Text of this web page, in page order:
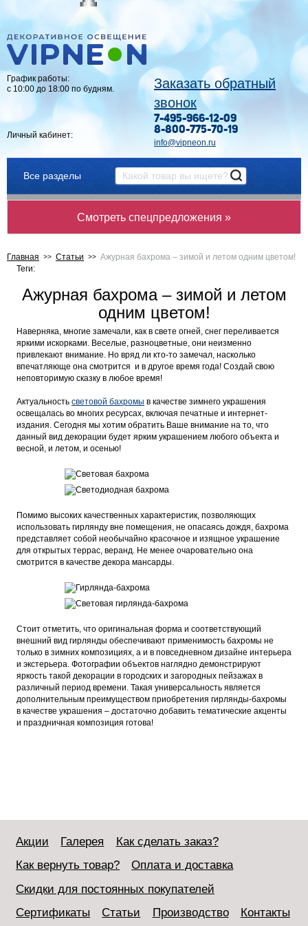
График работы:
с 10:00 до 18:00 по будням.
Личный кабинет:
Заказать обратный
звонок
7-495-966-12-09
8-800-775-70-19
info@vipneon.ru
Все разделы
Смотреть спецпредложения »
Главная Статьи
Ажурная бахрома – зимой и летом одним цветом!
Теги:
Ажурная бахрома – зимой и летом
одним цветом!
Наверняка, многие замечали, как в свете огней, снег переливается
яркими искорками. Веселые, разноцветные, они неизменно
привлекают внимание. Но вряд ли кто-то замечал, насколько
впечатляюще она смотрится и в другое время года! Создай свою
неповторимую сказку в любое время!
Актуальность световой бахромы в качестве зимнего украшения
освещалась во многих ресурсах, включая печатные и интернет-
издания. Сегодня мы хотим обратить Ваше внимание на то, что
данный вид декорации будет ярким украшением любого объекта и
весной, и летом, и осенью!
Помимо высоких качественных характеристик, позволяющих
использовать гирлянду вне помещения, не опасаясь дождя, бахрома
представляет собой необычайно красочное и изящное украшение
для открытых террас, веранд. Не менее очаровательно она
смотрится в качестве декора мансарды.
Стоит отметить, что оригинальная форма и соответствующий
внешний вид гирлянды обеспечивают применимость бахромы не
только в зимних композициях, а и в повседневном дизайне интерьера
и экстерьера. Фотографии объектов наглядно демонстрируют
яркость такой декорации в городских и загородных пейзажах в
различный период времени. Такая универсальность является
дополнительным преимуществом приобретения гирлянды-бахромы
в качестве украшения – достаточно добавить тематические акценты
и праздничная композиция готова!
Акции Галерея
Как сделать заказ?
Как вернуть товар?
Оплата и доставка
Скидки для постоянных покупателей
Сертификаты
Статьи Производство Контакты